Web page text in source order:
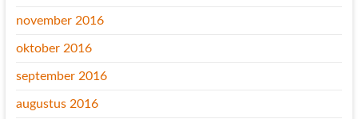
november 2016
oktober 2016
september 2016
augustus 2016